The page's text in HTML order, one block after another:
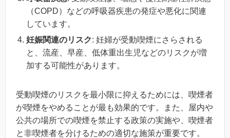
（COPD）などの呼吸器疾患の発症や悪化に関連
しています。
妊娠関連のリスク: 妊婦が受動喫煙にさらされる
と、流産、早産、低体重出生児などのリスクが増
加する可能性があります。
受動喫煙のリスクを最小限に抑えるためには、喫煙者
が喫煙をやめることが最も効果的です。また、屋内や
公共の場所での喫煙を禁止する政策の実施や、喫煙者
と非喫煙者を分けるための適切な施策が重要です。